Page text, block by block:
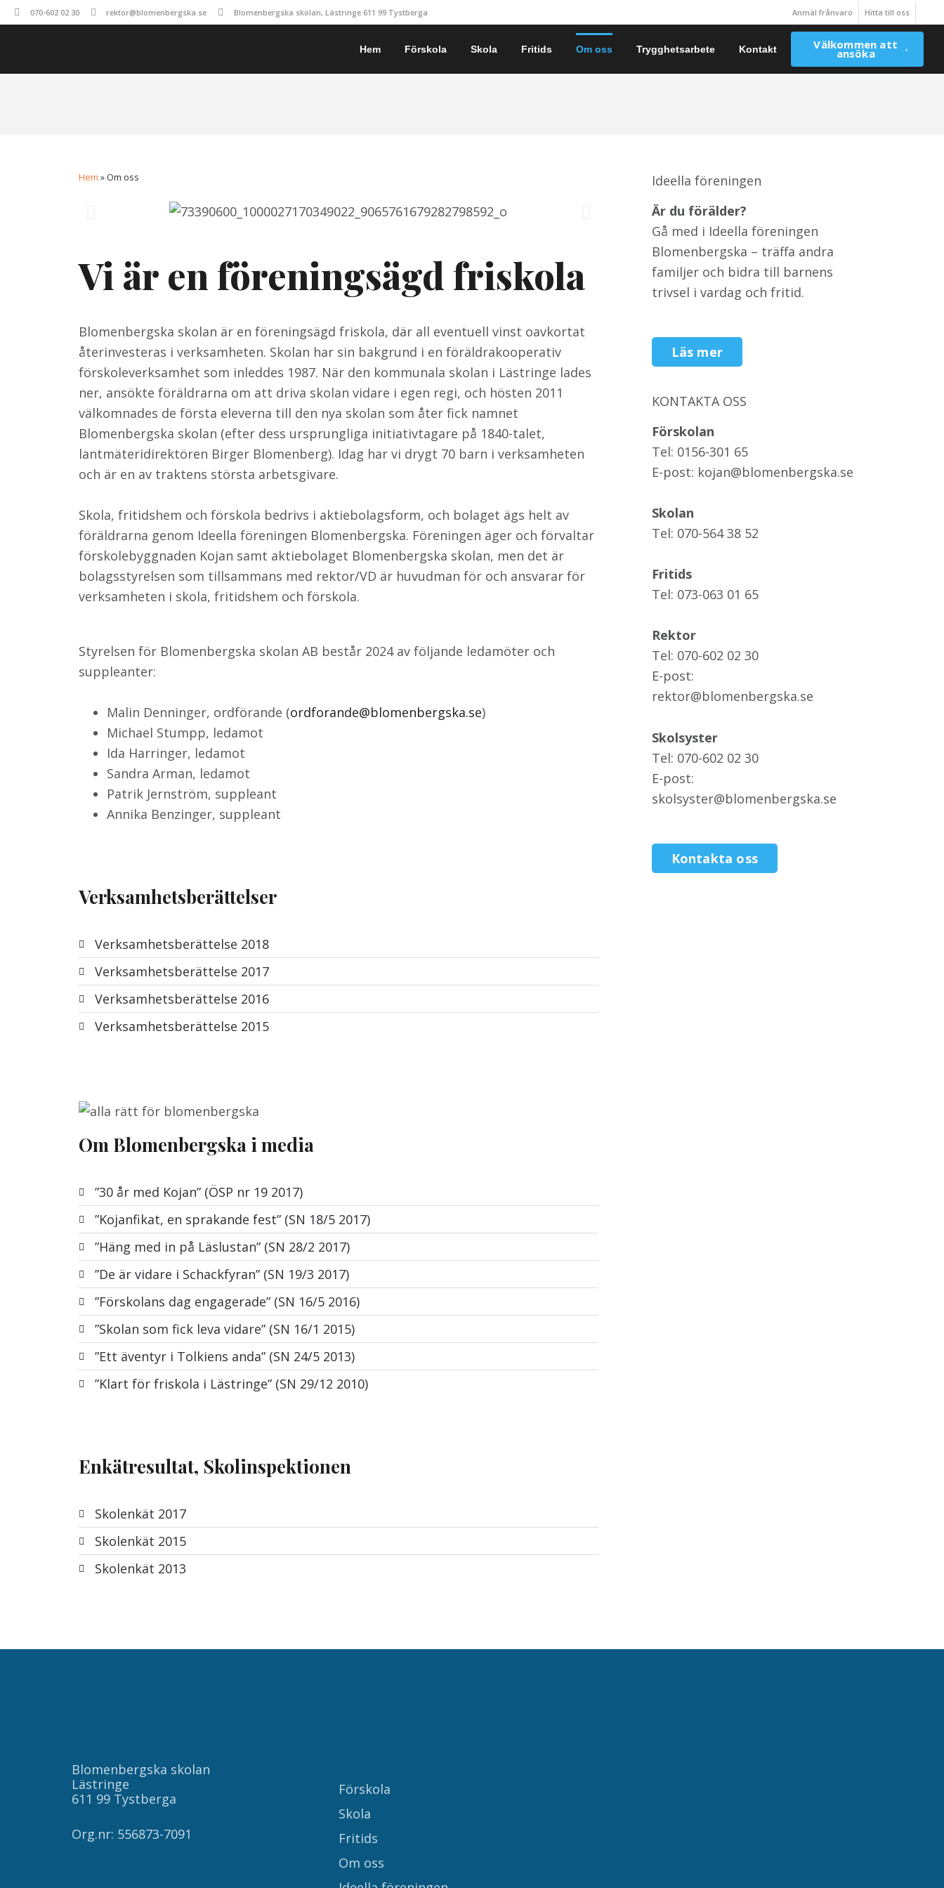
070-602 02 30 rektor@blomenbergska.se Blomenbergska skolan, Lästringe 611 99 Tystberga Anmäl frånvaro Hitta till oss
Hem Förskola Skola Fritids Om oss Trygghetsarbete Kontakt Välkommen att
ansöka
Hem » Om oss
Vi är en föreningsägd friskola
Blomenbergska skolan är en föreningsägd friskola, där all eventuell vinst oavkortat
återinvesteras i verksamheten. Skolan har sin bakgrund i en föräldrakooperativ
förskoleverksamhet som inleddes 1987. När den kommunala skolan i Lästringe lades
ner, ansökte föräldrarna om att driva skolan vidare i egen regi, och hösten 2011
välkomnades de första eleverna till den nya skolan som åter fick namnet
Blomenbergska skolan (efter dess ursprungliga initiativtagare på 1840-talet,
lantmäteridirektören Birger Blomenberg). Idag har vi drygt 70 barn i verksamheten
och är en av traktens största arbetsgivare.
Skola, fritidshem och förskola bedrivs i aktiebolagsform, och bolaget ägs helt av
föräldrarna genom Ideella föreningen Blomenbergska. Föreningen äger och förvaltar
förskolebyggnaden Kojan samt aktiebolaget Blomenbergska skolan, men det är
bolagsstyrelsen som tillsammans med rektor/VD är huvudman för och ansvarar för
verksamheten i skola, fritidshem och förskola.
Styrelsen för Blomenbergska skolan AB består 2024 av följande ledamöter och
suppleanter:
Malin Denninger, ordförande (ordforande@blomenbergska.se)
Michael Stumpp, ledamot
Ida Harringer, ledamot
Sandra Arman, ledamot
Patrik Jernström, suppleant
Annika Benzinger, suppleant
Verksamhetsberättelser
Verksamhetsberättelse 2018
Verksamhetsberättelse 2017
Verksamhetsberättelse 2016
Verksamhetsberättelse 2015
Om Blomenbergska i media
”30 år med Kojan” (ÖSP nr 19 2017)
”Kojanfikat, en sprakande fest” (SN 18/5 2017)
”Häng med in på Läslustan” (SN 28/2 2017)
”De är vidare i Schackfyran” (SN 19/3 2017)
”Förskolans dag engagerade” (SN 16/5 2016)
”Skolan som fick leva vidare” (SN 16/1 2015)
”Ett äventyr i Tolkiens anda” (SN 24/5 2013)
”Klart för friskola i Lästringe” (SN 29/12 2010)
Enkätresultat, Skolinspektionen
Skolenkät 2017
Skolenkät 2015
Skolenkät 2013
Ideella föreningen
Är du förälder?
Gå med i Ideella föreningen
Blomenbergska – träffa andra
familjer och bidra till barnens
trivsel i vardag och fritid.
Läs mer
KONTAKTA OSS
Förskolan
Tel: 0156-301 65
E-post: kojan@blomenbergska.se
Skolan
Tel: 070-564 38 52
Fritids
Tel: 073-063 01 65
Rektor
Tel: 070-602 02 30
E-post:
rektor@blomenbergska.se
Skolsyster
Tel: 070-602 02 30
E-post:
skolsyster@blomenbergska.se
Kontakta oss
Blomenbergska skolan
Lästringe
611 99 Tystberga
Org.nr: 556873-7091
Förskola
Skola
Fritids
Om oss